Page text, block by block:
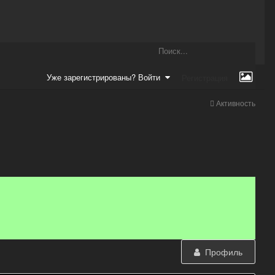
Уже зарегистрированы? Войти
Активность
Профиль